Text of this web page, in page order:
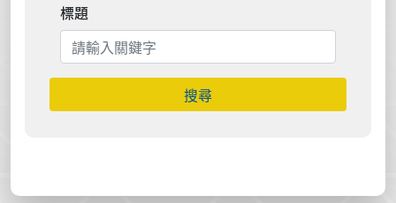
標題
搜尋